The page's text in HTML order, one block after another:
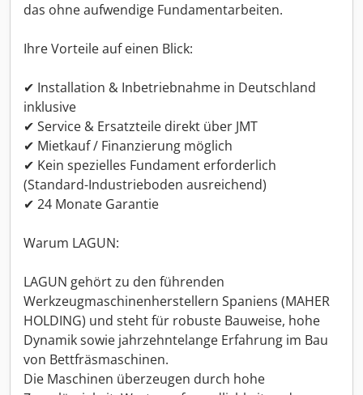
das ohne aufwendige Fundamentarbeiten.
Ihre Vorteile auf einen Blick:
✔ Installation & Inbetriebnahme in Deutschland
inklusive
✔ Service & Ersatzteile direkt über JMT
✔ Mietkauf / Finanzierung möglich
✔ Kein spezielles Fundament erforderlich
(Standard-Industrieboden ausreichend)
✔ 24 Monate Garantie
Warum LAGUN:
LAGUN gehört zu den führenden
Werkzeugmaschinenherstellern Spaniens (MAHER
HOLDING) und steht für robuste Bauweise, hohe
Dynamik sowie jahrzehntelange Erfahrung im Bau
von Bettfräsmaschinen.
Die Maschinen überzeugen durch hohe